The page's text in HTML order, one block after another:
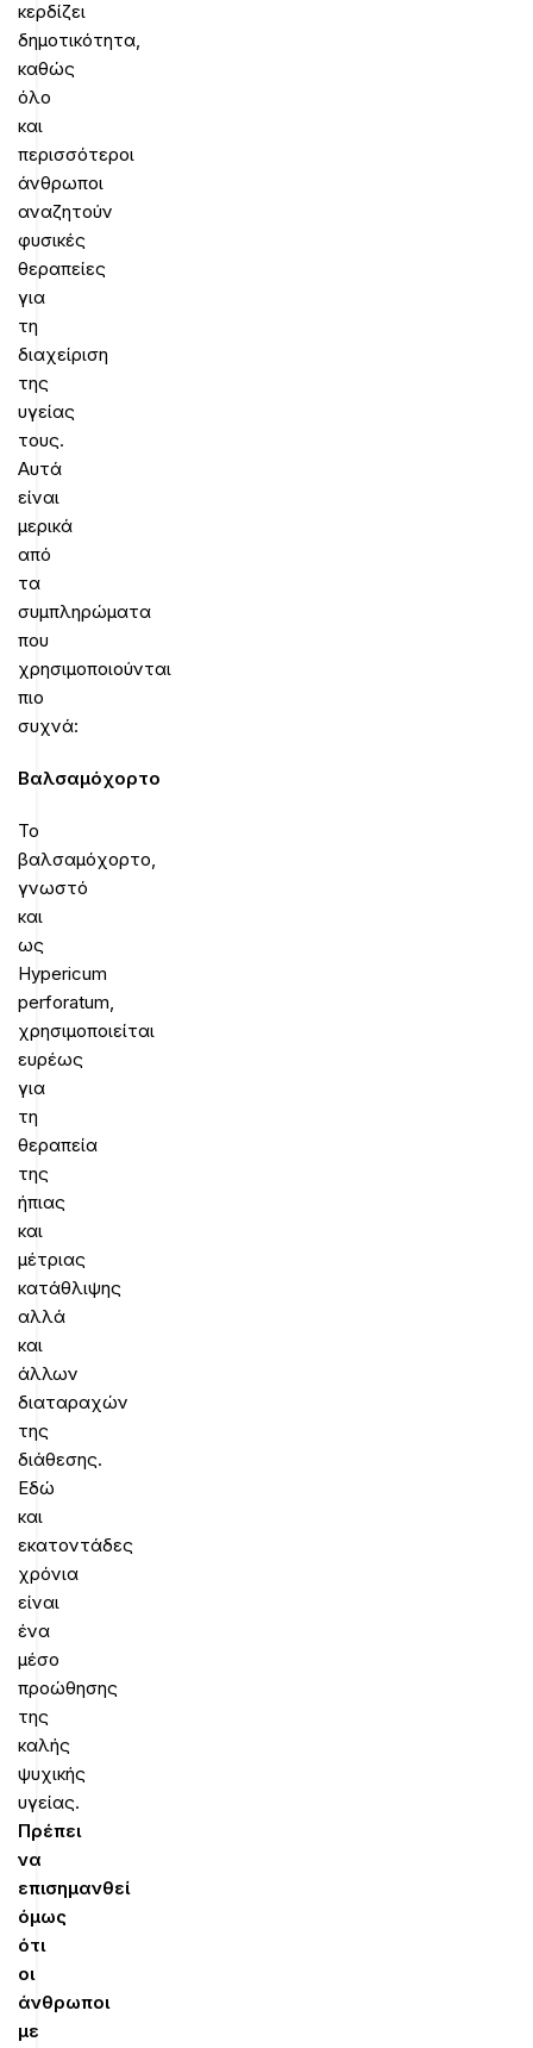
κερδίζει
δημοτικότητα,
καθώς
όλο
και
περισσότεροι
άνθρωποι
αναζητούν
φυσικές
θεραπείες
για
τη
διαχείριση
της
υγείας
τους.
Αυτά
είναι
μερικά
από
τα
συμπληρώματα
που
χρησιμοποιούνται
πιο
συχνά:
Βαλσαμόχορτο
Το
βαλσαμόχορτο,
γνωστό
και
ως
Hypericum
perforatum,
χρησιμοποιείται
ευρέως
για
τη
θεραπεία
της
ήπιας
και
μέτριας
κατάθλιψης
αλλά
και
άλλων
διαταραχών
της
διάθεσης.
Εδώ
και
εκατοντάδες
χρόνια
είναι
ένα
μέσο
προώθησης
της
καλής
ψυχικής
υγείας.
Πρέπει
να
επισημανθεί
όμως
ότι
οι
άνθρωποι
με